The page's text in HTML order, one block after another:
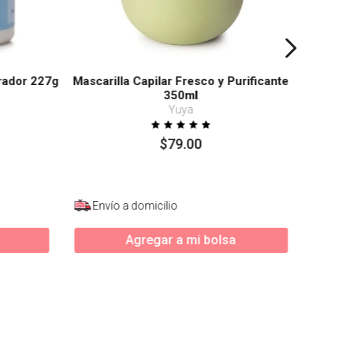
227g
Mascarilla Capilar Fresco y Purificante
350ml
Yuya
$79.00
Envío a domicilio
Agregar a mi bolsa